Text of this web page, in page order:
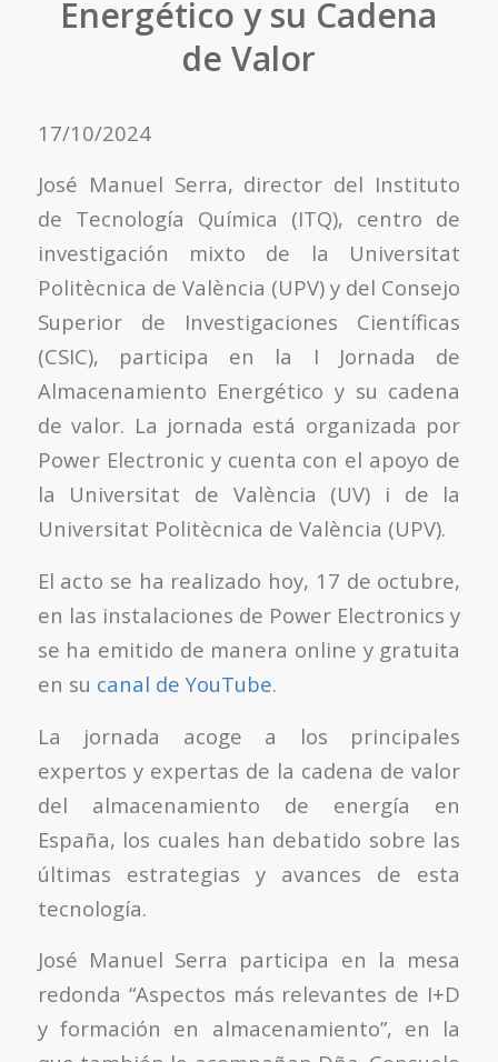
Energético y su Cadena
de Valor
17/10/2024
José Manuel Serra, director del Instituto
de Tecnología Química (ITQ), centro de
investigación mixto de la Universitat
Politècnica de València (UPV) y del Consejo
Superior de Investigaciones Científicas
(CSIC), participa en la I Jornada de
Almacenamiento Energético y su cadena
de valor. La jornada está organizada por
Power Electronic y cuenta con el apoyo de
la Universitat de València (UV) i de la
Universitat Politècnica de València (UPV).
El acto se ha realizado hoy, 17 de octubre,
en las instalaciones de Power Electronics y
se ha emitido de manera online y gratuita
en su canal de YouTube.
La jornada acoge a los principales
expertos y expertas de la cadena de valor
del almacenamiento de energía en
España, los cuales han debatido sobre las
últimas estrategias y avances de esta
tecnología.
José Manuel Serra participa en la mesa
redonda “Aspectos más relevantes de I+D
y formación en almacenamiento”, en la